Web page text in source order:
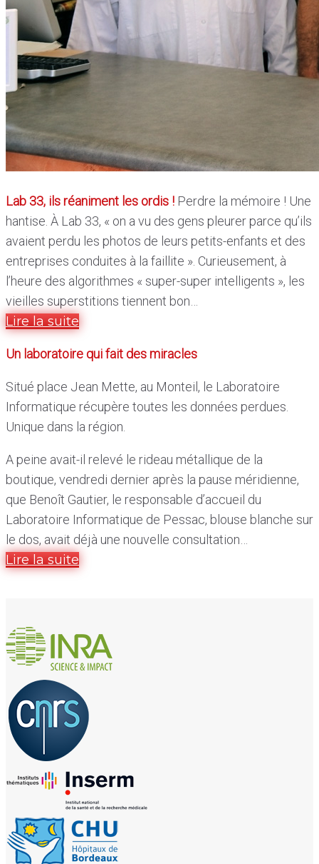
Lab 33, ils réaniment les ordis ! Perdre la mémoire ! Une
hantise. À Lab 33, « on a vu des gens pleurer parce qu’ils
avaient perdu les photos de leurs petits-enfants et des
entreprises conduites à la faillite ». Curieusement, à
l’heure des algorithmes « super-super intelligents », les
vieilles superstitions tiennent bon…
Lire la suite
Un laboratoire qui fait des miracles
Situé place Jean Mette, au Monteil, le Laboratoire
Informatique récupère toutes les données perdues.
Unique dans la région.
A peine avait-il relevé le rideau métallique de la
boutique, vendredi dernier après la pause méridienne,
que Benoît Gautier, le responsable d’accueil du
Laboratoire Informatique de Pessac, blouse blanche sur
le dos, avait déjà une nouvelle consultation…
Lire la suite